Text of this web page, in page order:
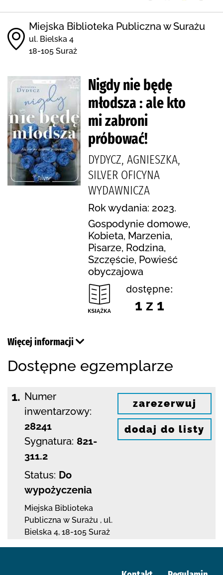
Miejska Biblioteka Publiczna w Surażu
ul. Bielska 4
18-105 Suraż
Nigdy nie będę
młodsza : ale kto
mi zabroni
próbować!
DYDYCZ, AGNIESZKA,
SILVER OFICYNA
WYDAWNICZA
Rok wydania: 2023.
Gospodynie domowe,
Kobieta, Marzenia,
Pisarze, Rodzina,
Szczęście, Powieść
obyczajowa
dostępne:
1 z 1
Więcej informacji
Dostępne egzemplarze
1. Numer
inwentarzowy:
28241
Sygnatura: 821-
311.2
Status: Do
wypożyczenia
Miejska Biblioteka
Publiczna w Surażu , ul.
Bielska 4, 18-105 Suraż
zarezerwuj
dodaj do listy